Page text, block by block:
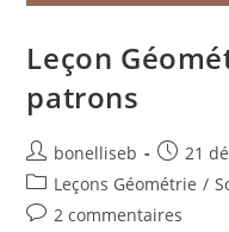
Leçon
patrons
bonelliseb
21
Leçons Géométrie /
2 commentaires